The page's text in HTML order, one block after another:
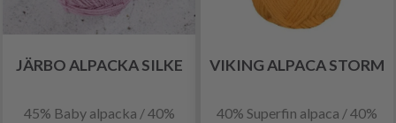
JÄRBO ALPACKA SILKE
45% Baby alpacka / 40%
VIKING ALPACA STORM
40% Superfin alpaca / 40%